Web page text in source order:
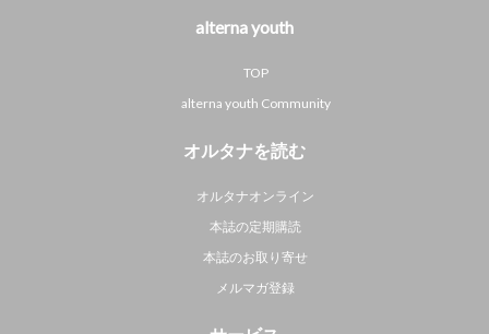
alterna youth
TOP
alterna youth Community
オルタナを読む
オルタナオンライン
本誌の定期購読
本誌のお取り寄せ
メルマガ登録